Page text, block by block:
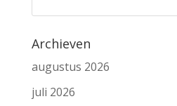
Archieven
augustus 2026
juli 2026